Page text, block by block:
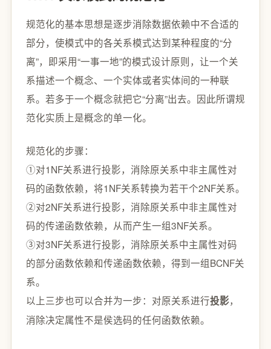
规范化的基本思想是逐步消除数据依赖中不合适的
部分，使模式中的各关系模式达到某种程度的“分
离”，即采用“一事一地”的模式设计原则，让一个关
系描述一个概念、一个实体或者实体间的一种联
系。若多于一个概念就把它“分离”出去。因此所谓规
范化实质上是概念的单一化。
规范化的步骤：
①对1NF关系进行投影，消除原关系中非主属性对
码的函数依赖，将1NF关系转换为若干个2NF关系。
②对2NF关系进行投影，消除原关系中非主属性对
码的传递函数依赖，从而产生一组3NF关系。
③对3NF关系进行投影，消除原关系中主属性对码
的部分函数依赖和传递函数依赖，得到一组BCNF关
系。
以上三步也可以合并为一步：对原关系进行投影，
消除决定属性不是侯选码的任何函数依赖。